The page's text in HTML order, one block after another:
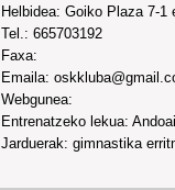
Helbidea: Goiko Plaza 7-
Tel.: 665703192
Faxa:
Emaila:
Webgunea:
Entrenatzeko lekua:
Jarduerak: gimnastika